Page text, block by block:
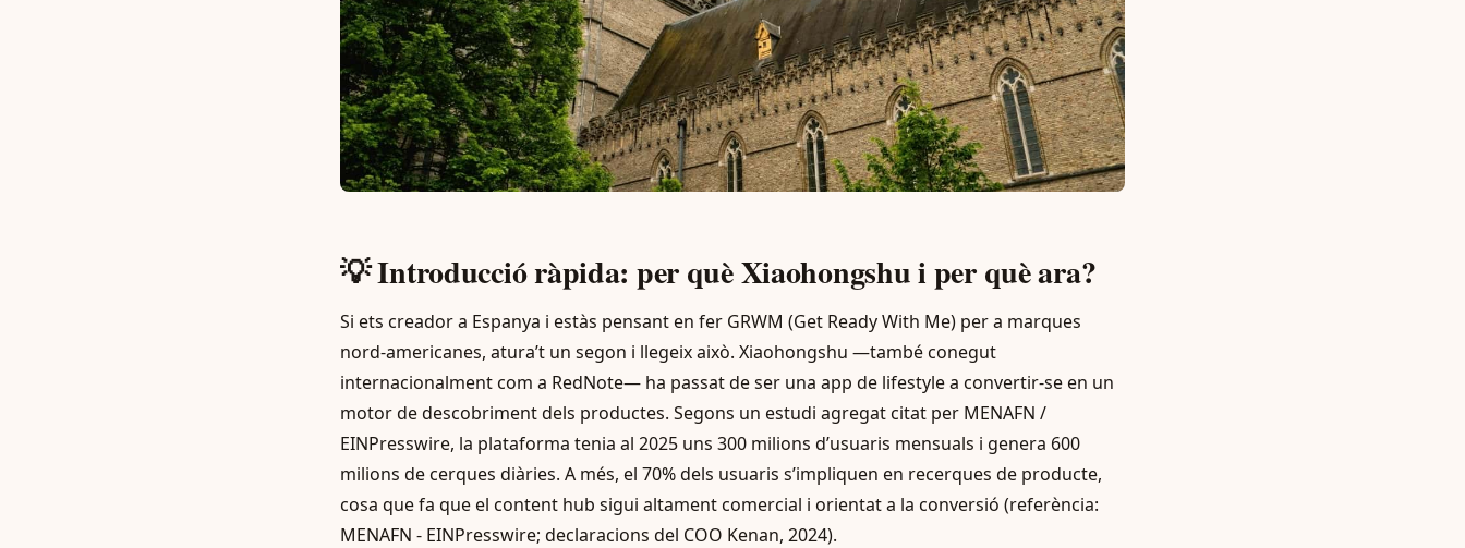
💡 Introducció ràpida: per què Xiaohongshu i per què ara?
Si ets creador a Espanya i estàs pensant en fer GRWM (Get Ready With Me) per a marques
nord-americanes, atura’t un segon i llegeix això. Xiaohongshu —també conegut
internacionalment com a RedNote— ha passat de ser una app de lifestyle a convertir-se en un
motor de descobriment dels productes. Segons un estudi agregat citat per MENAFN /
EINPresswire, la plataforma tenia al 2025 uns 300 milions d’usuaris mensuals i genera 600
milions de cerques diàries. A més, el 70% dels usuaris s’impliquen en recerques de producte,
cosa que fa que el content hub sigui altament comercial i orientat a la conversió (referència:
MENAFN - EINPresswire; declaracions del COO Kenan, 2024).